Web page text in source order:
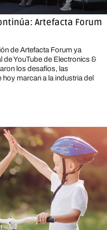
Artefacta Forum
de Artefacta Forum ya
de YouTube de Electronics &
los desafíos, las
marcan a la industria del